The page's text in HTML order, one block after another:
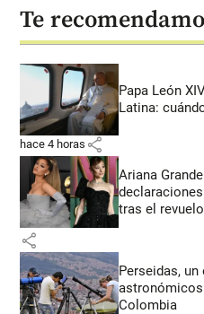
Te
Papa León
Latina:
hace 4 horas share
Ariana
tras el
share
Perseidas,
Colombia